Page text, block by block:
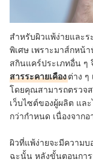
สำหรับผิวแพ้ง่ายและร
พิเศษ เพราะมาส์กหน้
สกินแคร์ประเภทอื่น ๆ
สารระคายเคืองต่าง ๆ
โดยคุณสามารถตรวจ
เว็บไซต์ของผู้ผลิต แล
กว่ากำหนด เนื่องจากอ
ผิวที่แพ้ง่ายจะมีความบ
ฉะนั้น หลังขั้นตอนกา